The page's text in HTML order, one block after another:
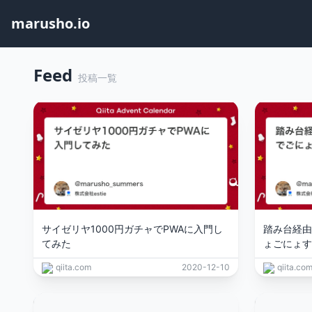
marusho.io
Feed 投稿一覧
サイゼリヤ1000円ガチャでPWAに入門し
てみた
qiita.com 2020-12-10
踏み台経
ょごにょ
qiita.com